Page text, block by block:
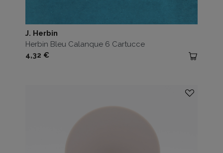
J. Herbin
Herbin Bleu Calanque 6 Cartucce
Prezzo
4,32 €